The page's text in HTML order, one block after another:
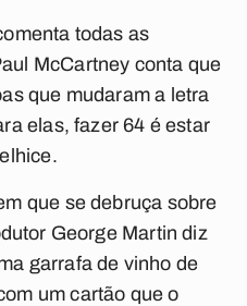
todas as
McCartney conta que
que mudaram a letra
elas, fazer 64 é estar
que se debruça sobre
George Martin diz
garrafa de vinho de
um cartão que o